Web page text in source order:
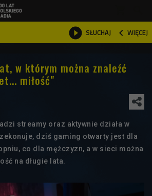
 SŁUCHAJ  WIĘCEJ

w którym można znaleźć
miłość"
streamy oraz aktywnie działa w
dziś gaming otwarty jest dla
co dla mężczyzn, a w sieci można
na długie lata.